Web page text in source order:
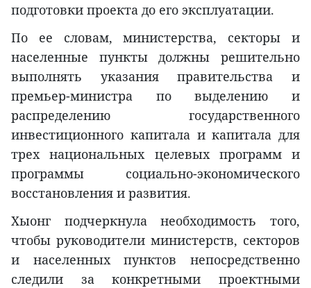
подготовки проекта до его эксплуатации.
По ее словам, министерства, секторы и
населенные пункты должны решительно
выполнять указания правительства и
премьер-министра по выделению и
распределению государственного
инвестиционного капитала и капитала для
трех национальных целевых программ и
программы социально-экономического
восстановления и развития.
Хыонг подчеркнула необходимость того,
чтобы руководители министерств, секторов
и населенных пунктов непосредственно
следили за конкретными проектными